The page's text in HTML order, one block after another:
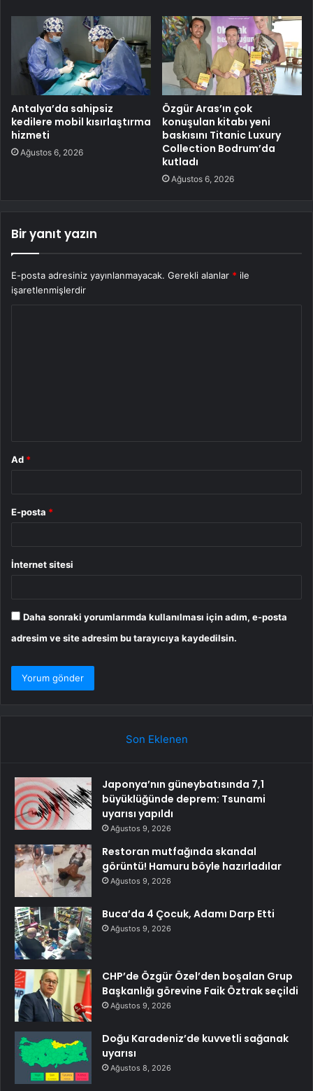
Antalya’da sahipsiz
kedilere mobil kısırlaştırma
hizmeti
Ağustos 6, 2026
Özgür Aras’ın çok
konuşulan kitabı yeni
baskısını Titanic Luxury
Collection Bodrum’da
kutladı
Ağustos 6, 2026
Bir yanıt yazın
E-posta adresiniz yayınlanmayacak. Gerekli alanlar * ile
işaretlenmişlerdir
Ad *
E-posta *
İnternet sitesi
Daha sonraki yorumlarımda kullanılması için adım, e-posta
adresim ve site adresim bu tarayıcıya kaydedilsin.
Son Eklenen
Japonya’nın güneybatısında 7,1
büyüklüğünde deprem: Tsunami
uyarısı yapıldı
Ağustos 9, 2026
Restoran mutfağında skandal
görüntü! Hamuru böyle hazırladılar
Ağustos 9, 2026
Buca’da 4 Çocuk, Adamı Darp Etti
Ağustos 9, 2026
CHP’de Özgür Özel’den boşalan Grup
Başkanlığı görevine Faik Öztrak seçildi
Ağustos 9, 2026
Doğu Karadeniz’de kuvvetli sağanak
uyarısı
Ağustos 8, 2026